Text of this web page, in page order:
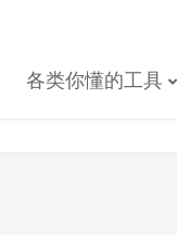
各类你懂的工具